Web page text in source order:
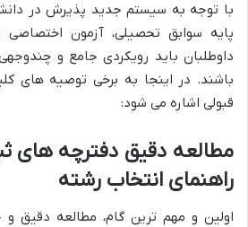
با توجه به سیستم جدید پذیرش در
پایه سوابق تحصیلی، آزمون
داوطلبان باید رویکردی جامع و
باشند. در اینجا به برخی توصیه های
قبولی اشاره می شود:
مطالعه دقیق دفترچه های
راهنمای انتخاب رشته
اولین و مهم ترین گام، مطالعه دقیق